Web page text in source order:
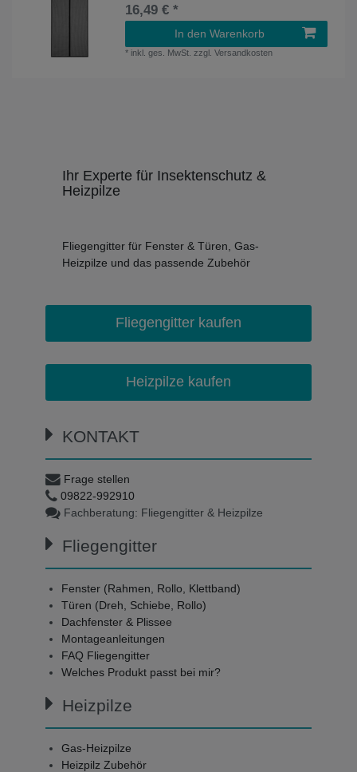
16,49 € *
In den Warenkorb
* inkl. ges. MwSt. zzgl.Versandkosten
Ihr Experte für Insektenschutz &
Heizpilze
Fliegengitter für Fenster & Türen, Gas-
Heizpilze und das passende Zubehör
Fliegengitter kaufen
Heizpilze kaufen
KONTAKT
Frage stellen
09822-992910
Fachberatung: Fliegengitter & Heizpilze
Fliegengitter
Fenster (Rahmen, Rollo, Klettband)
Türen (Dreh, Schiebe, Rollo)
Dachfenster & Plissee
Montageanleitungen
FAQ Fliegengitter
Welches Produkt passt bei mir?
Heizpilze
Gas-Heizpilze
Heizpilz Zubehör